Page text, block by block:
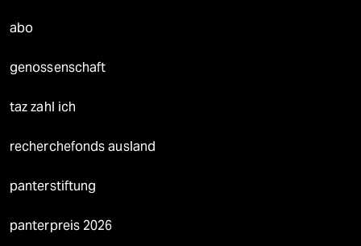
abo
genossenschaft
taz zahl ich
recherchefonds ausland
panterstiftung
panterpreis 2026